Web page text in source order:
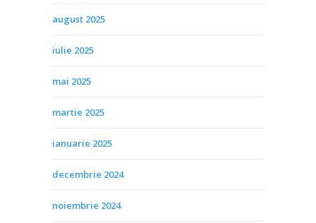
august 2025
iulie 2025
mai 2025
martie 2025
ianuarie 2025
decembrie 2024
noiembrie 2024